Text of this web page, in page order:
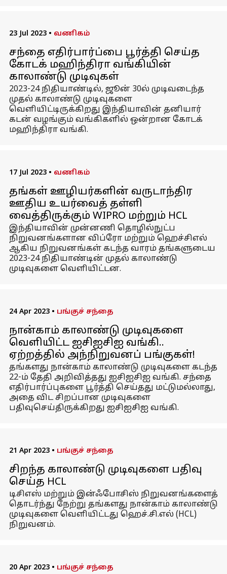
23 Jul 2023 • வணிகம்
சந்தை எதிர்பார்ப்பை பூர்த்தி செய்த
கோடக் மஹிந்திரா வங்கியின்
காலாண்டு முடிவுகள்
2023-24 நிதியாண்டில், ஜூன் 30ல் முடிவடைந்த
முதல் காலாண்டு முடிவுகளை
வெளியிட்டிருக்கிறது இந்தியாவின் தனியார்
கடன் வழங்கும் வங்கிகளில் ஒன்றான கோடக்
மஹிந்திரா வங்கி.
17 Jul 2023 • வணிகம்
தங்கள் ஊழியர்களின் வருடாந்திர
ஊதிய உயர்வைத் தள்ளி
வைத்திருக்கும் WIPRO மற்றும் HCL
இந்தியாவின் முன்னணி தொழில்நுட்ப
நிறுவனங்களான விப்ரோ மற்றும் ஹெச்சிஎல்
ஆகிய நிறுவனங்கள் கடந்த வாரம் தங்களுடைய
2023-24 நிதியாண்டின் முதல் காலாண்டு
முடிவுகளை வெளியிட்டன.
24 Apr 2023 • பங்குச் சந்தை
நான்காம் காலாண்டு முடிவுகளை
வெளியிட்ட ஐசிஐசிஐ வங்கி..
ஏற்றத்தில் அந்நிறுவனப் பங்குகள்!
தங்களது நான்காம் காலாண்டு முடிவுகளை கடந்த
22-ம் தேதி அறிவித்தது ஐசிஐசிஐ வங்கி. சந்தை
எதிர்பார்ப்புகளை பூர்த்தி செய்தது மட்டுமல்லாது,
அதை விட சிறப்பான முடிவுகளை
பதிவுசெய்திருக்கிறது ஐசிஐசிஐ வங்கி.
21 Apr 2023 • பங்குச் சந்தை
சிறந்த காலாண்டு முடிவுகளை பதிவு
செய்த HCL
டிசிஎஸ் மற்றும் இன்ஃபோசிஸ் நிறுவனங்களைத்
தொடர்ந்து நேற்று தங்களது நான்காம் காலாண்டு
முடிவுகளை வெளியிட்டது ஹெச்.சி.எல் (HCL)
நிறுவனம்.
20 Apr 2023 • பங்குச் சந்தை